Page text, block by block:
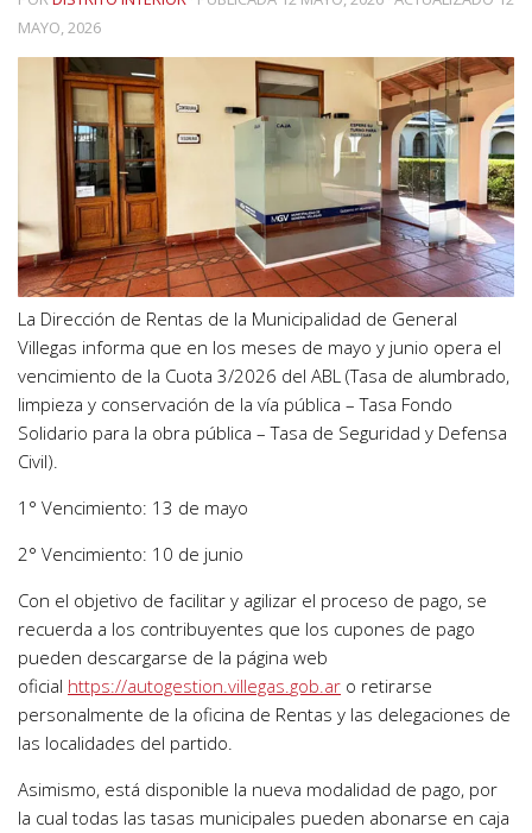
MAYO, 2026
La Dirección de Rentas de la Municipalidad de General
Villegas informa que en los meses de mayo y junio opera el
vencimiento de la Cuota 3/2026 del ABL (Tasa de alumbrado,
limpieza y conservación de la vía pública – Tasa Fondo
Solidario para la obra pública – Tasa de Seguridad y Defensa
Civil).
1° Vencimiento: 13 de mayo
2° Vencimiento: 10 de junio
Con el objetivo de facilitar y agilizar el proceso de pago, se
recuerda a los contribuyentes que los cupones de pago
pueden descargarse de la página web
oficial https://autogestion.villegas.gob.ar o retirarse
personalmente de la oficina de Rentas y las delegaciones de
las localidades del partido.
Asimismo, está disponible la nueva modalidad de pago, por
la cual todas las tasas municipales pueden abonarse en caja